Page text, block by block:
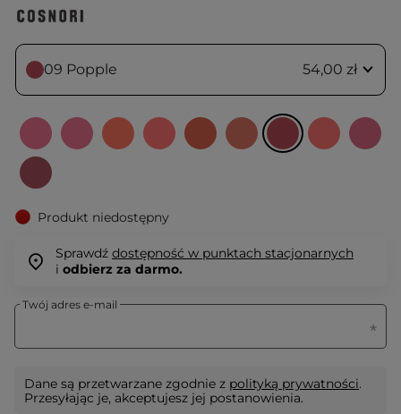
09 Popple 54,00 zł
Produkt niedostępny
Sprawdź dostępność w punktach stacjonarnych
i odbierz za darmo.
Twój adres e-mail
Dane są przetwarzane zgodnie z polityką prywatności.
Przesyłając je, akceptujesz jej postanowienia.